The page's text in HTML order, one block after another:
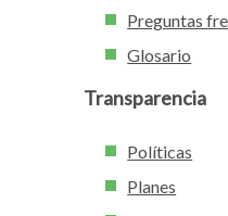
Preguntas
Glosario
Transparencia
Políticas
Planes